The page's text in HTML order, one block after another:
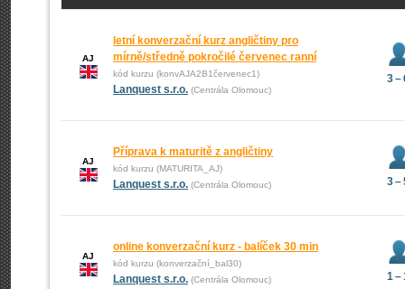
AJ
letní konverzační kurz angličtiny pro
mírně/středně pokročilé červenec ranní
kód kurzu (konvAJA2B1červenec1)
Lanquest s.r.o. (Centrála Olomouc)
3 –
AJ
Příprava k maturitě z angličtiny
kód kurzu (MATURITA_AJ)
Lanquest s.r.o. (Centrála Olomouc) 3 –
AJ
online konverzační kurz - balíček 30 min
kód kurzu (konverzační_bal30)
Lanquest s.r.o. (Centrála Olomouc) 1 –